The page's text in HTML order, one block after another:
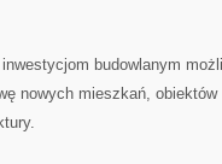
‌inwestycjom budowlanym
nowych mieszkań,